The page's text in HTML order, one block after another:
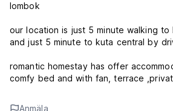
lombok
our location is just 5 minute walking to
and just 5 minute to kuta central by
romantic homestay has offer
comfy bed and with fan, terrace
Anmäla